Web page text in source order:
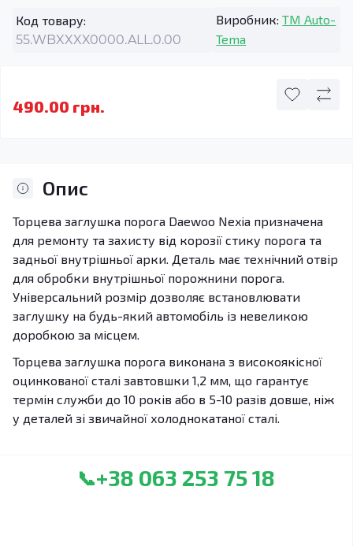
Код товару:
55.WBXXXX0000.ALL.0.00
Виробник: TM Auto-
Tema
490.00 грн.
Опис
Торцева заглушка порога Daewoo Nexia призначена
для ремонту та захисту від корозії стику порога та
задньої внутрішньої арки. Деталь має технічний отвір
для обробки внутрішньої порожнини порога.
Універсальний розмір дозволяє встановлювати
заглушку на будь-який автомобіль із невеликою
доробкою за місцем.
Торцева заглушка порога виконана з високоякісної
оцинкованої сталі завтовшки 1,2 мм, що гарантує
термін служби до 10 років або в 5-10 разів довше, ніж
у деталей зі звичайної холоднокатаної сталі.
📞+38 063 253 75 18